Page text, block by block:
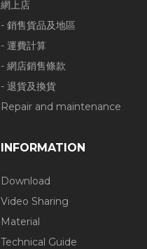
網上店
- 銷售貨品及地區
- 運費計算
- 網店銷售條款
- 退貨及換貨
Repair and maintenance
INFORMATION
Download
Video Sharing
Material
Technical Guide